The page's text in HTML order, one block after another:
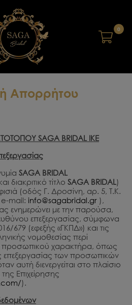
0
Απορρήτου
SAGA BRIDAL IKE
SAGA BRIDAL
διακριτικό τίτλο SAGA BRIDAL)
(οδός Γ. Δροσίνη, αρ. 5, Τ.Κ.
e-mail: info@sagabridal.gr ),
ενημερώνει με την παρούσα,
επεξεργασίας, σύμφωνα
679 (εφεξής «ΓΚΠΔ») και τις
νομοθεσίας περί
προσωπικού χαρακτήρα, όπως
επεξεργασίας των προσωπικών
αυτή διενεργείται στο πλαίσιο
Επιχείρησης
).